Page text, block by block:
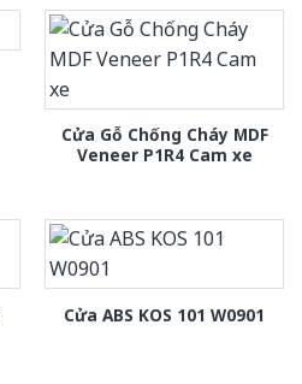
Cửa Gỗ Chống Cháy MDF
Veneer P1R4 Cam xe
Cửa ABS KOS 101 W0901